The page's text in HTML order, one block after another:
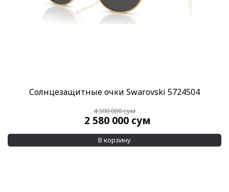
Солнцезащитные очки Swarovski 5724504
4 300 000сум
2 580 000 сум
В корзину